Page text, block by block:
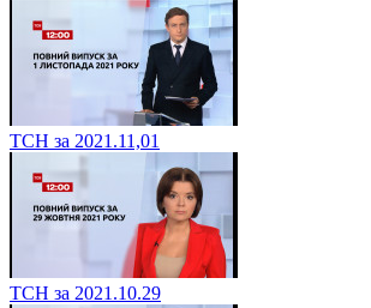
ТСН за 2021.11,01
ТСН за 2021.10.29